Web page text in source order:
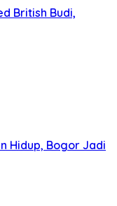
Modal BPR